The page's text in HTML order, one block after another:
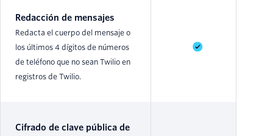
Redacción de mensajes
Redacta el cuerpo del mensaje o
los últimos 4 dígitos de números
de teléfono que no sean Twilio en
registros de Twilio.
Cifrado de clave pública de